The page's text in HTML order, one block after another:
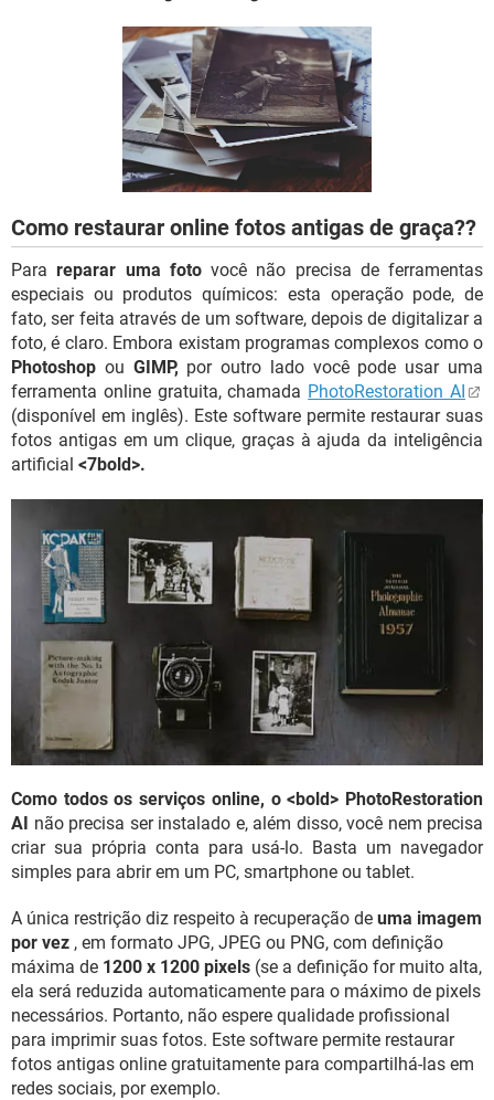
Como restaurar online fotos antigas de graça??
Parareparar uma fotovocê não precisa de ferramentas
especiais ou produtos químicos: esta operação pode, de
fato, ser feita através de um software, depois de digitalizar a
foto, é claro. Embora existam programas complexos como o
Photoshop ou GIMP, por outro lado você pode usar uma
ferramenta online gratuita, chamada PhotoRestoration AI
(disponível em inglês). Este software permite restaurar suas
fotos antigas em um clique, graças à ajuda da inteligência
artificial <7bold>.
Como todos os serviços online, o <bold> PhotoRestoration
AI não precisa ser instalado e, além disso, você nem precisa
criar sua própria conta para usá-lo. Basta um navegador
simples para abrir em um PC, smartphone ou tablet.
A única restrição diz respeito à recuperação de uma imagem
por vez , em formato JPG, JPEG ou PNG, com definição
máxima de 1200 x 1200 pixels (se a definição for muito alta,
ela será reduzida automaticamente para o máximo de pixels
necessários. Portanto, não espere qualidade profissional
para imprimir suas fotos. Este software permite restaurar
fotos antigas online gratuitamente para compartilhá-las em
redes sociais, por exemplo.